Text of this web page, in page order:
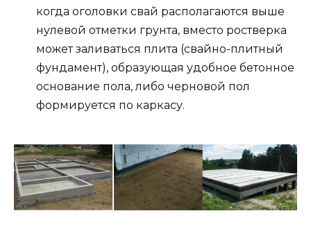
когда оголовки свай располагаются выше
нулевой отметки грунта, вместо ростверка
может заливаться плита (свайно-плитный
фундамент), образующая удобное бетонное
основание пола, либо черновой пол
формируется по каркасу.